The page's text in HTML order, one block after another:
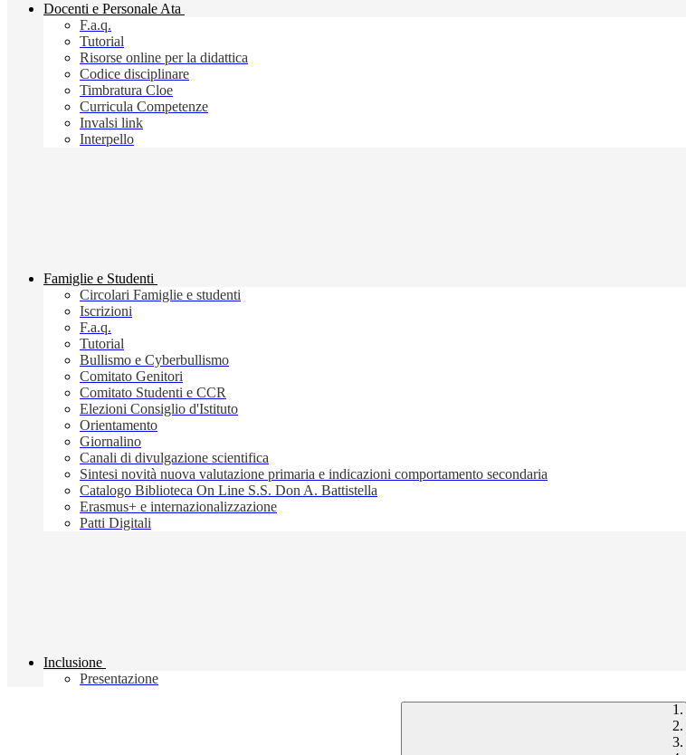
Docenti e Personale Ata
F.a.q.
Tutorial
Risorse online per la didattica
Codice disciplinare
Timbratura Cloe
Curricula Competenze
Invalsi link
Interpello
Famiglie e Studenti
Circolari Famiglie e studenti
Iscrizioni
F.a.q.
Tutorial
Bullismo e Cyberbullismo
Comitato Genitori
Comitato Studenti e CCR
Elezioni Consiglio d'Istituto
Orientamento
Giornalino
Canali di divulgazione scientifica
Sintesi novità nuova valutazione primaria e indicazioni comportamento secondaria
Catalogo Biblioteca On Line S.S. Don A. Battistella
Erasmus+ e internazionalizzazione
Patti Digitali
Inclusione
Presentazione